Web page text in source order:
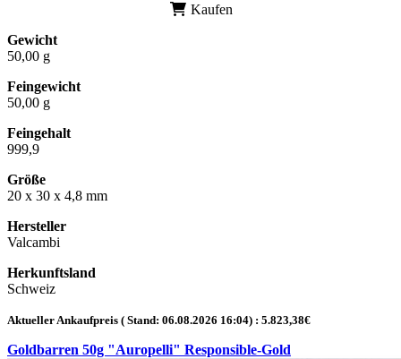
Kaufen
Gewicht
50,00 g
Feingewicht
50,00 g
Feingehalt
999,9
Größe
20 x 30 x 4,8 mm
Hersteller
Valcambi
Herkunftsland
Schweiz
Aktueller Ankaufpreis ( Stand: 06.08.2026 16:04) : 5.823,38€
Goldbarren 50g "Auropelli" Responsible-Gold